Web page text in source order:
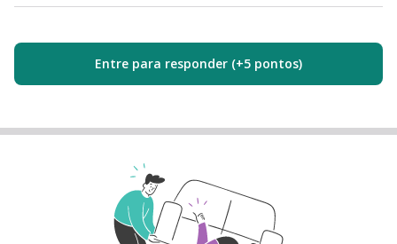
Entre para responder (+5 pontos)